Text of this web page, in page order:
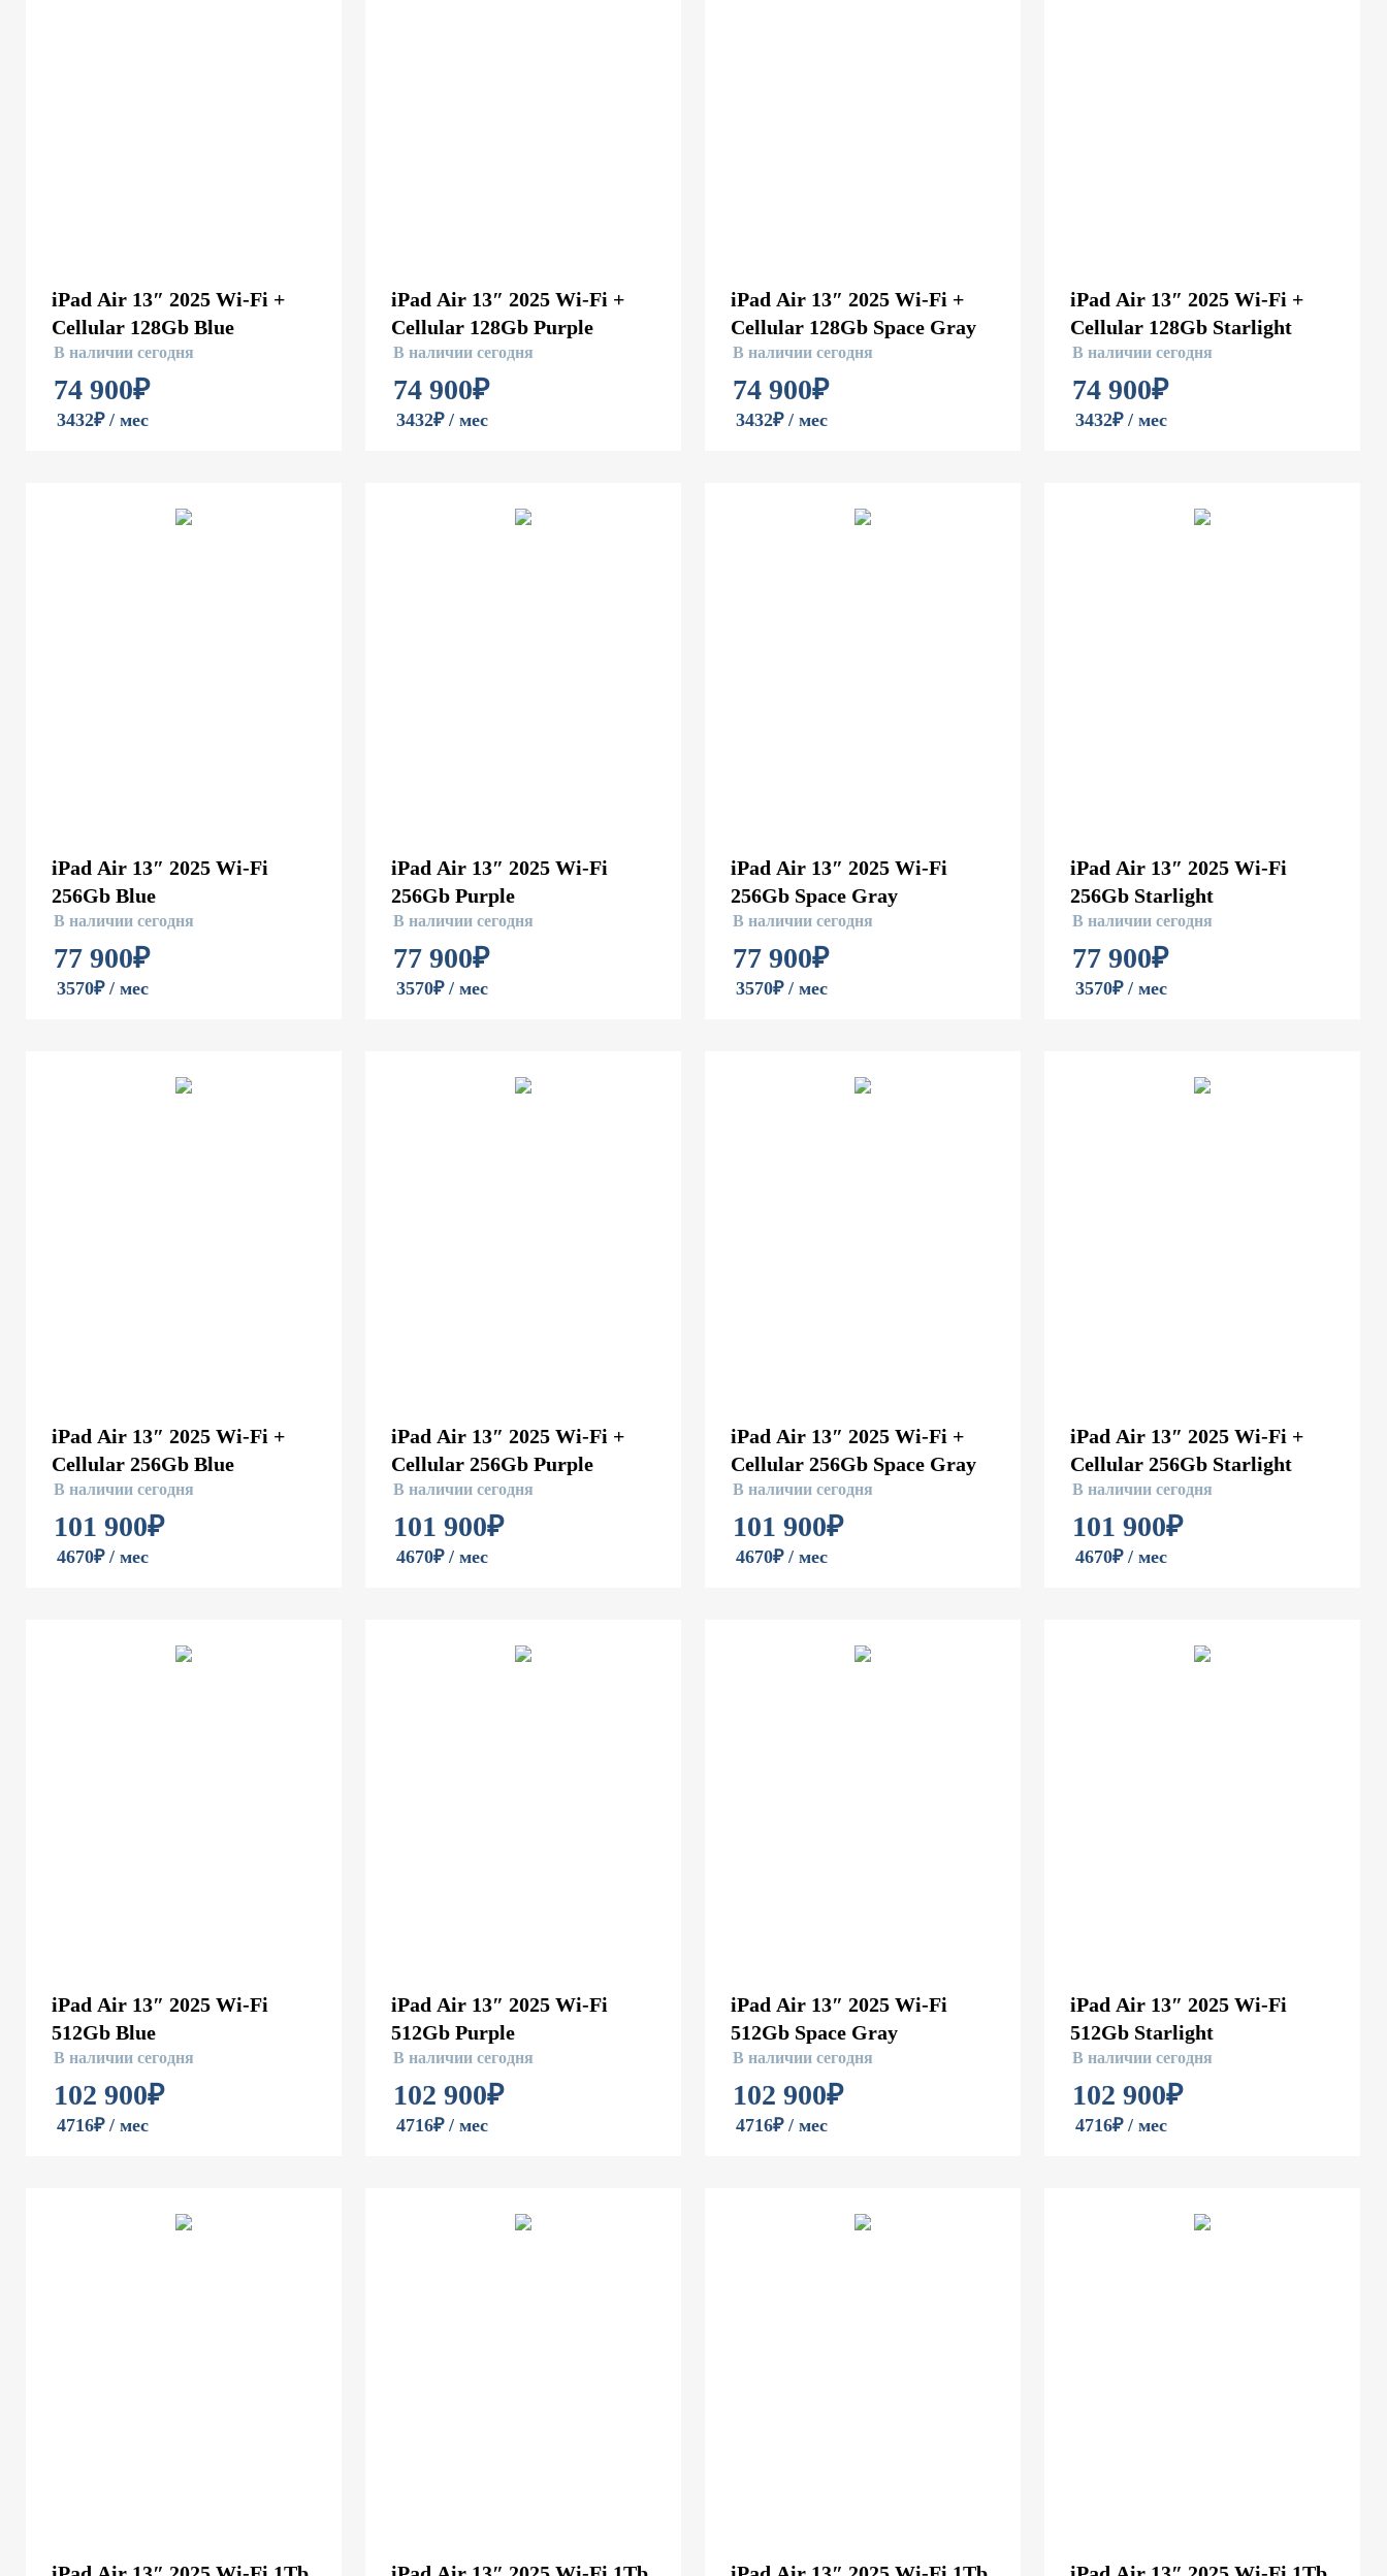
iPad Air 13″ 2025 Wi-Fi +
Cellular 128Gb Blue
В наличии сегодня
74 900₽
3432₽ / мес
iPad Air 13″ 2025 Wi-Fi +
Cellular 128Gb Purple
В наличии сегодня
74 900₽
3432₽ / мес
iPad Air 13″ 2025 Wi-Fi +
Cellular 128Gb Space Gray
В наличии сегодня
74 900₽
3432₽ / мес
iPad Air 13″ 2025 Wi-Fi +
Cellular 128Gb Starlight
В наличии сегодня
74 900₽
3432₽ / мес
iPad Air 13″ 2025 Wi-Fi
256Gb Blue
В наличии сегодня
77 900₽
3570₽ / мес
iPad Air 13″ 2025 Wi-Fi
256Gb Purple
В наличии сегодня
77 900₽
3570₽ / мес
iPad Air 13″ 2025 Wi-Fi
256Gb Space Gray
В наличии сегодня
77 900₽
3570₽ / мес
iPad Air 13″ 2025 Wi-Fi
256Gb Starlight
В наличии сегодня
77 900₽
3570₽ / мес
iPad Air 13″ 2025 Wi-Fi +
Cellular 256Gb Blue
В наличии сегодня
101 900₽
4670₽ / мес
iPad Air 13″ 2025 Wi-Fi +
Cellular 256Gb Purple
В наличии сегодня
101 900₽
4670₽ / мес
iPad Air 13″ 2025 Wi-Fi +
Cellular 256Gb Space Gray
В наличии сегодня
101 900₽
4670₽ / мес
iPad Air 13″ 2025 Wi-Fi +
Cellular 256Gb Starlight
В наличии сегодня
101 900₽
4670₽ / мес
iPad Air 13″ 2025 Wi-Fi
512Gb Blue
В наличии сегодня
102 900₽
4716₽ / мес
iPad Air 13″ 2025 Wi-Fi
512Gb Purple
В наличии сегодня
102 900₽
4716₽ / мес
iPad Air 13″ 2025 Wi-Fi
512Gb Space Gray
В наличии сегодня
102 900₽
4716₽ / мес
iPad Air 13″ 2025 Wi-Fi
512Gb Starlight
В наличии сегодня
102 900₽
4716₽ / мес